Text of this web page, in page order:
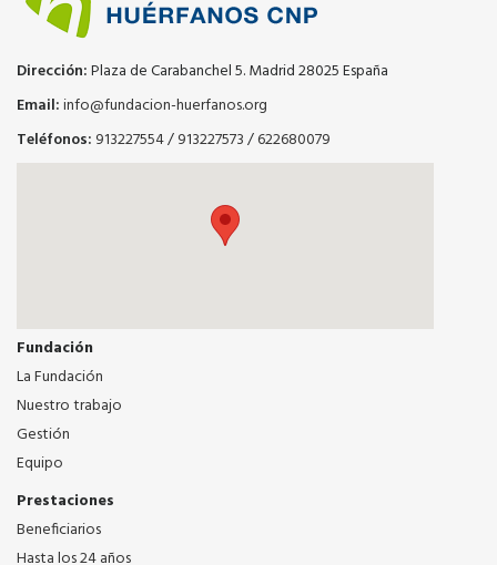
Dirección:Plaza de Carabanchel 5. Madrid 28025 España
Email:info@fundacion-huerfanos.org
Teléfonos: 913227554/913227573/622680079
Fundación
La Fundación
Nuestro trabajo
Gestión
Equipo
Prestaciones
Beneficiarios
Hasta los 24 años